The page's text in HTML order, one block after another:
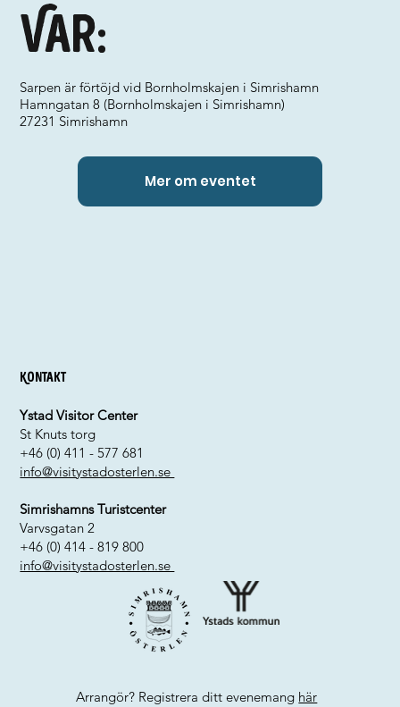
Var:
Sarpen är förtöjd vid Bornholmskajen i Simrishamn
Hamngatan 8 (Bornholmskajen i Simrishamn)
27231 Simrishamn
Mer om eventet
Kontakt
Ystad Visitor Center
St Knuts torg
+46 (0) 411 - 577 681
info@visitystadosterlen.se
Simrishamns Turistcenter
Varvsgatan 2
+46 (0) 414 - 819 800
info@visitystadosterlen.se
Arrangör? Registrera ditt evenemang här